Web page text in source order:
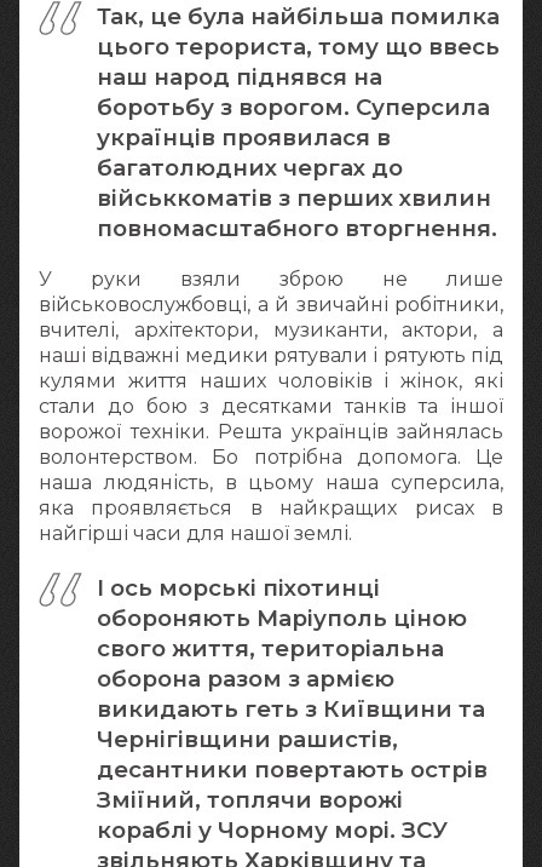
Так, це була найбільша помилка
цього терориста, тому що ввесь
наш народ піднявся на
боротьбу з ворогом. Суперсила
українців проявилася в
багатолюдних чергах до
військкоматів з перших хвилин
повномасштабного вторгнення.
У руки взяли зброю не лише
військовослужбовці, а й звичайні робітники,
вчителі, архітектори, музиканти, актори, а
наші відважні медики рятували і рятують під
кулями життя наших чоловіків і жінок, які
стали до бою з десятками танків та іншої
ворожої техніки. Решта українців зайнялась
волонтерством. Бо потрібна допомога. Це
наша людяність, в цьому наша суперсила,
яка проявляється в найкращих рисах в
найгірші часи для нашої землі.
І ось морські піхотинці
обороняють Маріуполь ціною
свого життя, територіальна
оборона разом з армією
викидають геть з Київщини та
Чернігівщини рашистів,
десантники повертають острів
Зміїний, топлячи ворожі
кораблі у Чорному морі. ЗСУ
звільняють Харківщину та